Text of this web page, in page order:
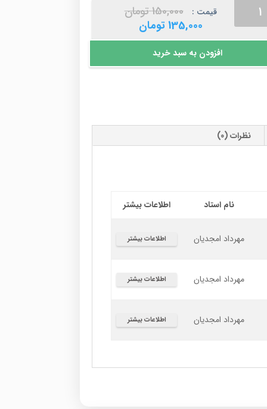
قیمت : 150,000تومانقیمت
150,000 تومان
135,000تومان
فعلی
است.
افزودن به سبد خرید
نظرات (0)
نام استاد اطلاعات بیشتر
مهرداد امجدیان اطلاعات بیشتر
مهرداد امجدیان اطلاعات بیشتر
مهرداد امجدیان اطلاعات بیشتر